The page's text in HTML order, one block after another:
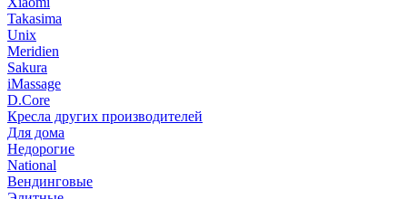
Takasima
Unix
Meridien
Sakura
iMassage
D.Core
Кресла других производителей
Для дома
Недорогие
National
Вендинговые